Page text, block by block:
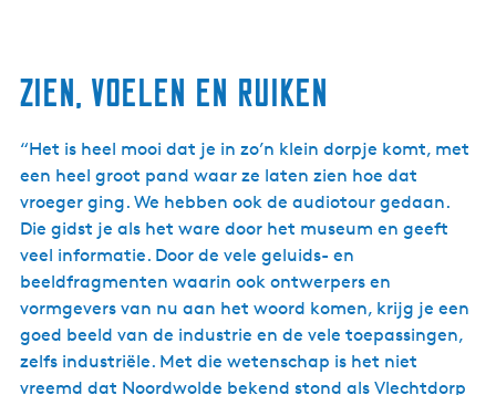
Zien, voelen en ruiken
“Het is heel mooi dat je in zo’n klein dorpje komt, met
een heel groot pand waar ze laten zien hoe dat
vroeger ging. We hebben ook de audiotour gedaan.
Die gidst je als het ware door het museum en geeft
veel informatie. Door de vele geluids- en
beeldfragmenten waarin ook ontwerpers en
vormgevers van nu aan het woord komen, krijg je een
goed beeld van de industrie en de vele toepassingen,
zelfs industriële. Met die wetenschap is het niet
vreemd dat Noordwolde bekend stond als Vlechtdorp